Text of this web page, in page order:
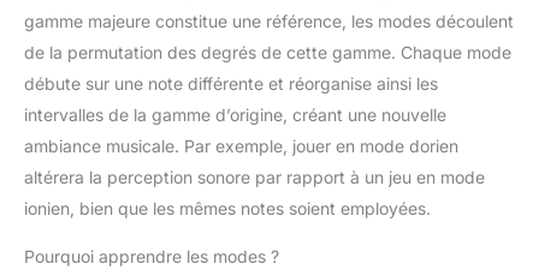
gamme majeure constitue une référence, les modes découlent
de la permutation des degrés de cette gamme. Chaque mode
débute sur une note différente et réorganise ainsi les
intervalles de la gamme d’origine, créant une nouvelle
ambiance musicale. Par exemple, jouer en mode dorien
altérera la perception sonore par rapport à un jeu en mode
ionien, bien que les mêmes notes soient employées.
Pourquoi apprendre les modes ?